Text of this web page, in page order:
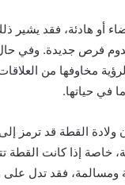
أو هادئة، فقد
قدوم فرص جديدة. وفي
مخاوفها من
في حياتها.
ولادة القطة قد ترمز
خاصة إذا كانت القطة
ومسالمة، فقد تدل على